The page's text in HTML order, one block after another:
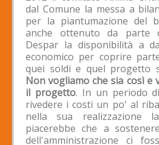
dal Comune la messa a
per la piantumazione del
anche ottenuto da parte
Despar la disponibilità a
economico per coprire
quei soldi e quel progetto
Non vogliamo che sia così e
il progetto. In un periodo
rivedere i costi un po' al
nella sua realizzazione
piacerebbe che a
dell'amministrazione ci